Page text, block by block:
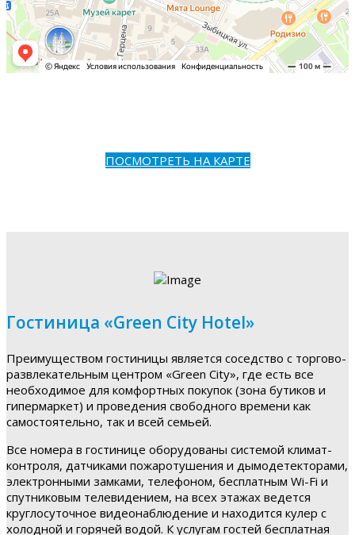
ПОСМОТРЕТЬ НА КАРТЕ
Гостиница «Green City Hotel»
Преимуществом гостиницы является соседство с торгово-
развлекательным центром «Green City», где есть все
необходимое для комфортных покупок (зона бутиков и
гипермаркет) и проведения свободного времени как
самостоятельно, так и всей семьей.
Все номера в гостинице оборудованы системой климат-
контроля, датчиками пожаротушения и дымодетекторами,
электронными замками, телефоном, бесплатным Wi-Fi и
спутниковым телевидением, на всех этажах ведется
круглосуточное видеонаблюдение и находится кулер с
холодной и горячей водой. К услугам гостей бесплатная